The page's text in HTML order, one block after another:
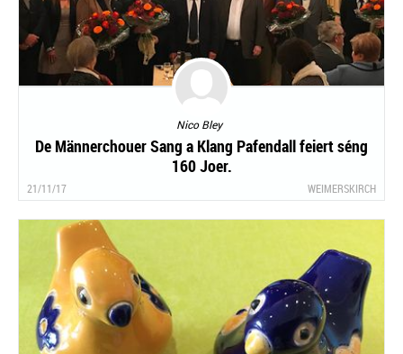
Nico Bley
De Männerchouer Sang a Klang Pafendall feiert séng
160 Joer.
21/11/17 WEIMERSKIRCH